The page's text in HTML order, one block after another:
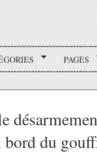
PAGES
bord du